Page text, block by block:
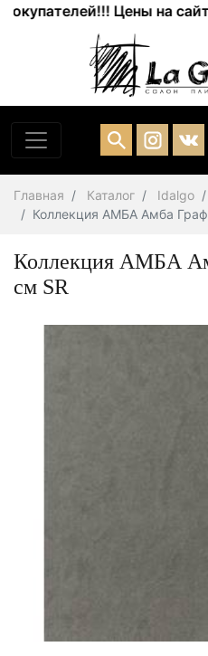
Цены на сайте
Главная Каталог Idalgo
Коллекция АМБА Амба
Коллекция АМБА
см SR